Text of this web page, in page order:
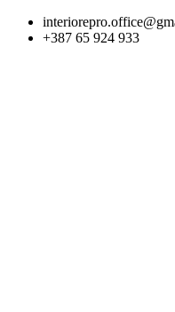
Skip
+387 65 924 933